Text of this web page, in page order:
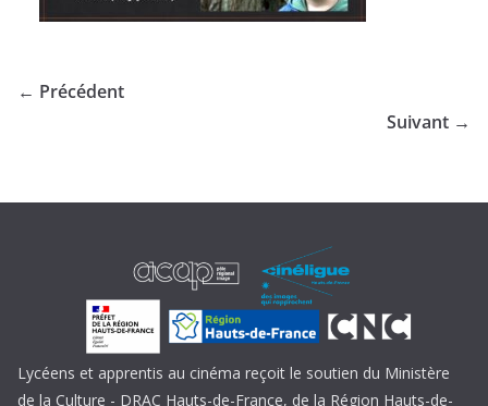
← Précédent
Suivant →
Lycéens et apprentis au cinéma reçoit le soutien du Ministère
de la Culture - DRAC Hauts-de-France, de la Région Hauts-de-